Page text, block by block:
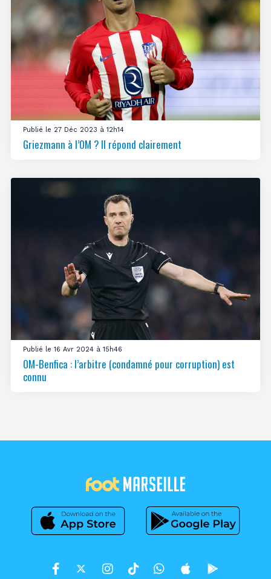
Publié le 27 Déc 2023 à 12h14
Griezmann à l’OM ? Il répond clairement
Publié le 16 Avr 2024 à 15h46
OM-Benfica : l’arbitre (condamné pour corruption) est
connu